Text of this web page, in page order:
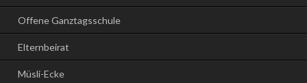
Offene Ganztagsschule
Elternbeirat
Müsli-Ecke